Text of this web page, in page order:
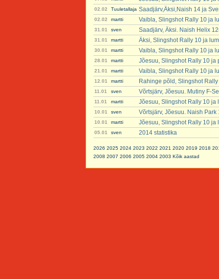
02.02 Tuuletallaja Saadjärv,Äksi,Naish 14 ja
02.02 martti Vaibla, Slingshot Rally 10 ja
31.01 sven Saadjärv, Äksi. Naish Helix
31.01 martti Äksi, Slingshot Rally 10 ja
30.01 martti Vaibla, Slingshot Rally 10 ja
28.01 martti Jõesuu, Slingshot Rally 10 ja
21.01 martti Vaibla, Slingshot Rally 10 ja
12.01 martti Rahinge põld, Slingshot
11.01 sven Võrtsjärv, Jõesuu. Mutiny F-
11.01 martti Jõesuu, Slingshot Rally 10 ja
10.01 sven Võrtsjärv, Jõesuu. Naish
10.01 martti Jõesuu, Slingshot Rally 10 ja
05.01 sven 2014 statistika
2026 2025 2024 2023 2022 2021 2020 2019 2018
2008 2007 2006 2005 2004 2003 Kõik aastad